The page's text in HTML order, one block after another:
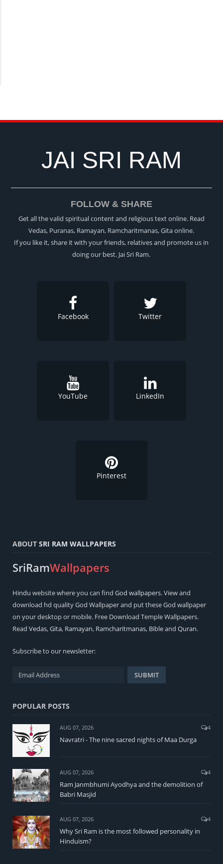
JAI SRI RAM
FOLLOW & SHARE
Get all the valid spiritual content and religious text online. Read
Vedas, Puranas, Ramayan, Ramcharitmanas, Gita online.
If you like it, share it with your friends, relatives and promote us in
doing our best. Jai Sri Ram.
Facebook Twitter
YouTube LinkedIn
Pinterest
ABOUT SRI RAM WALLPAPERS
SriRamWallpapers
Hindu website where you can find God wallpapers. View and
download hd quality God Wallpaper and put these God wallpaper
on your desktop or mobile. Free Download Temple Wallpapers.
Read Vedas,Gita, Ramayan, Ramcharitmanas, Bibleand Quran.
Subscribe to our newsletter:
POPULAR POSTS
AUG 07, 2026 4
Navratri - The nine sacred nights of Maa Durga
AUG 07, 2026 4
Ram Janmbhumi Ayodhya and the demolition of
Babri Masjid
AUG 07, 2026 4
Why Sri Ram is the most followed personality in
Hinduism?